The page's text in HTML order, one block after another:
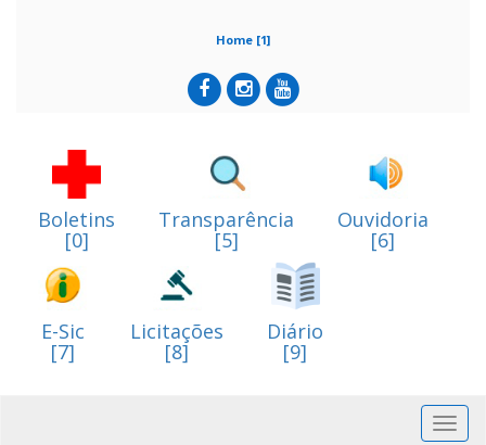
Home [1]
Boletins
[0]
Transparência
[5]
Ouvidoria
[6]
E-Sic
[7]
Licitações
[8]
Diário
[9]